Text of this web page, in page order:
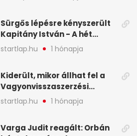
legfontosabb hírei
Sürgős lépésre kényszerült
Kapitány István - A hét
legfontosabb hírei
képekben
startlap.hu 1 hónapja
Kiderült, mikor állhat fel a
Vagyonvisszaszerzési
Hivatal - A hét legfontosabb
hírei képekben
startlap.hu 1 hónapja
Varga Judit reagált: Orbán